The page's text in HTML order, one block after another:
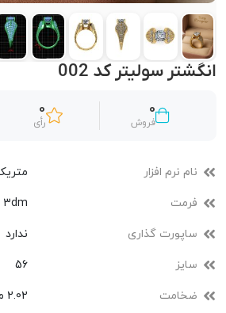
انگشتر سولیتر کد 002
0
فروش
0
رأی
نام نرم افزار
فرمت 3dm
ساپورت گذاری ندارد
سایز 56
ضخامت 2.02 میلیمتر